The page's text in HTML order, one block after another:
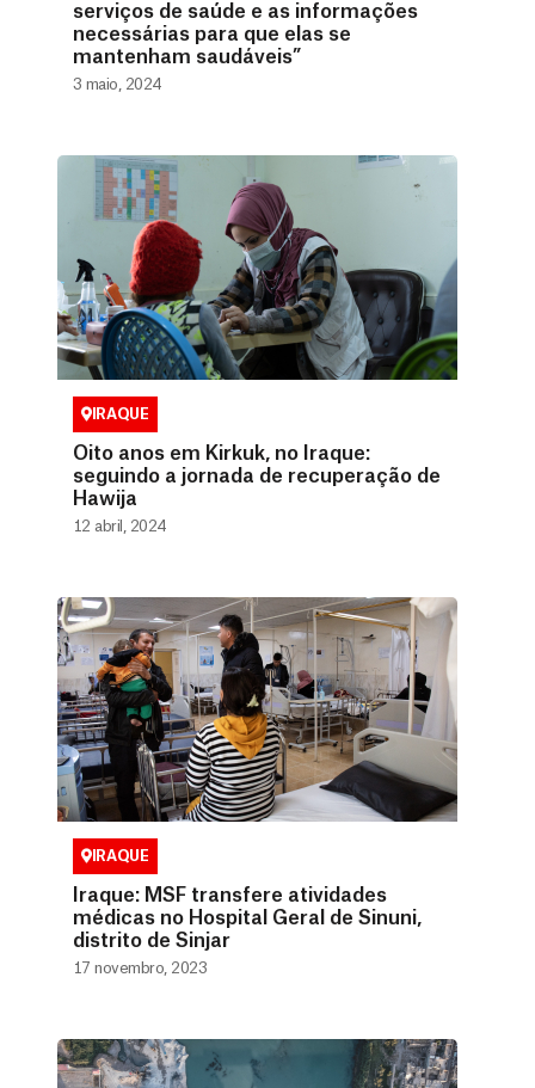
serviços de saúde e as informações
necessárias para que elas se
mantenham saudáveis”
3 maio, 2024
IRAQUE
Oito anos em Kirkuk, no Iraque:
seguindo a jornada de recuperação de
Hawija
12 abril, 2024
IRAQUE
Iraque: MSF transfere atividades
médicas no Hospital Geral de Sinuni,
distrito de Sinjar
17 novembro, 2023